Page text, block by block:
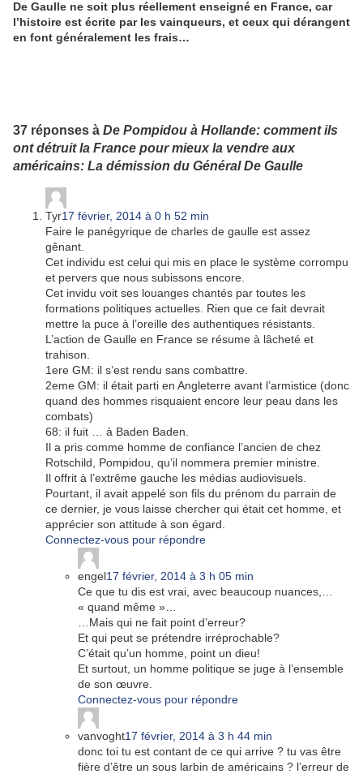
De Gaulle ne soit plus réellement enseigné en France, car
l’histoire est écrite par les vainqueurs, et ceux qui dérangent
en font généralement les frais…
37 réponses à De Pompidou à Hollande: comment ils
ont détruit la France pour mieux la vendre aux
américains: La démission du Général De Gaulle
Tyr17 février, 2014 à 0 h 52 min
Faire le panégyrique de charles de gaulle est assez
gênant.
Cet individu est celui qui mis en place le système corrompu
et pervers que nous subissons encore.
Cet invidu voit ses louanges chantés par toutes les
formations politiques actuelles. Rien que ce fait devrait
mettre la puce à l’oreille des authentiques résistants.
L’action de Gaulle en France se résume à lâcheté et
trahison.
1ere GM: il s’est rendu sans combattre.
2eme GM: il était parti en Angleterre avant l’armistice (donc
quand des hommes risquaient encore leur peau dans les
combats)
68: il fuit … à Baden Baden.
Il a pris comme homme de confiance l’ancien de chez
Rotschild, Pompidou, qu’il nommera premier ministre.
Il offrit à l’extrême gauche les médias audiovisuels.
Pourtant, il avait appelé son fils du prénom du parrain de
ce dernier, je vous laisse chercher qui était cet homme, et
apprécier son attitude à son égard.
Connectez-vous pour répondre
engel17 février, 2014 à 3 h 05 min
Ce que tu dis est vrai, avec beaucoup nuances,…
« quand même »…
…Mais qui ne fait point d’erreur?
Et qui peut se prétendre irréprochable?
C’était qu’un homme, point un dieu!
Et surtout, un homme politique se juge à l’ensemble
de son œuvre.
Connectez-vous pour répondre
vanvoght17 février, 2014 à 3 h 44 min
donc toi tu est contant de ce qui arrive ? tu vas être
fière d’être un sous larbin de américains ? l’erreur de